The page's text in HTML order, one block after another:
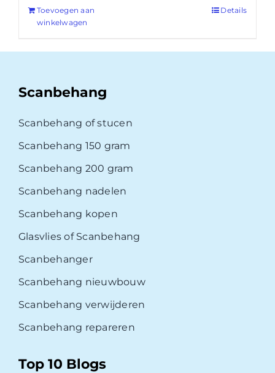
Toevoegen aan
winkelwagen
Details
Scanbehang
Scanbehang of stucen
Scanbehang 150 gram
Scanbehang 200 gram
Scanbehang nadelen
Scanbehang kopen
Glasvlies of Scanbehang
Scanbehanger
Scanbehang nieuwbouw
Scanbehang verwijderen
Scanbehang repareren
Top 10 Blogs